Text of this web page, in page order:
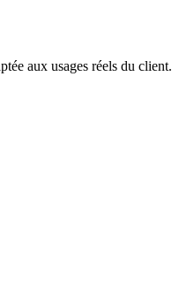
aux usages réels du client.